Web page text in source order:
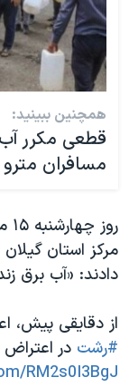
همچنین ببینید:
قطعی مکرر آب
مسافران مترو
مرکز استان
دادند: «آب برق
از دقایقی پیش،
#رشت در
RM2s0I3BgJ